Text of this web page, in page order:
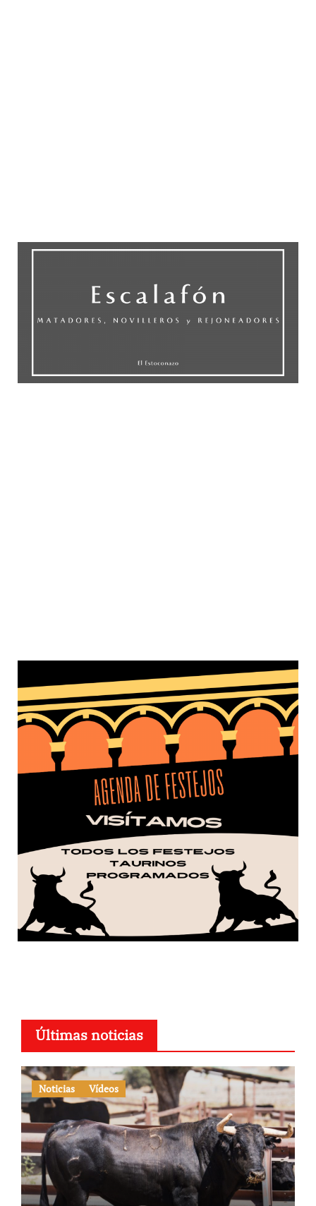
Últimas noticias
Noticias Vídeos